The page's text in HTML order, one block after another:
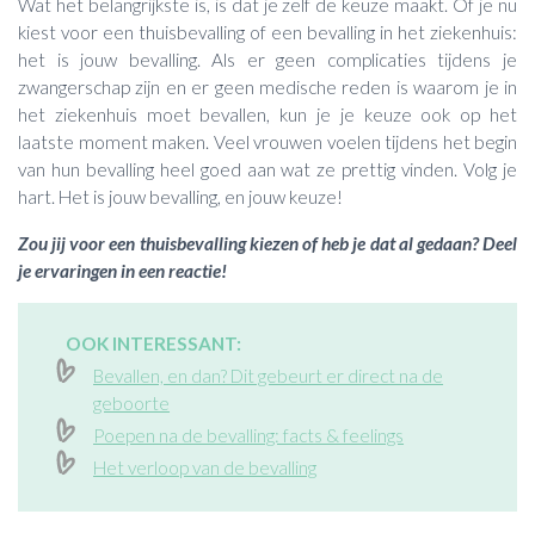
Wat het belangrijkste is, is dat je zelf de keuze maakt. Of je nu
kiest voor een thuisbevalling of een bevalling in het ziekenhuis:
het is jouw bevalling. Als er geen complicaties tijdens je
zwangerschap zijn en er geen medische reden is waarom je in
het ziekenhuis moet bevallen, kun je je keuze ook op het
laatste moment maken. Veel vrouwen voelen tijdens het begin
van hun bevalling heel goed aan wat ze prettig vinden. Volg je
hart. Het is jouw bevalling, en jouw keuze!
Zou jij voor een thuisbevalling kiezen of heb je dat al gedaan? Deel
je ervaringen in een reactie!
OOK INTERESSANT:
Bevallen, en dan? Dit gebeurt er direct na de
geboorte
Poepen na de bevalling: facts & feelings
Het verloop van de bevalling